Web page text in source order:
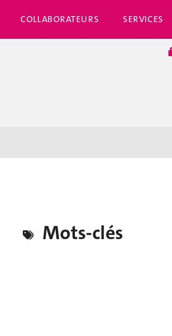
COLLABORATEURS SERVICES
Mots-clés